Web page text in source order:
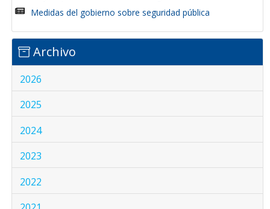
Medidas del gobierno sobre seguridad pública
Archivo
2026
2025
2024
2023
2022